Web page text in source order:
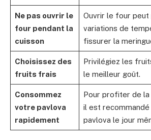
Ne pas ouvrir le
four pendant la
cuisson
Ouvrir le four
variations de
fissurer la
Choisissez des
fruits frais
Privilégiez les
le meilleur goût.
Consommez
votre pavlova
rapidement
Pour profiter de la
il est
pavlova le jour